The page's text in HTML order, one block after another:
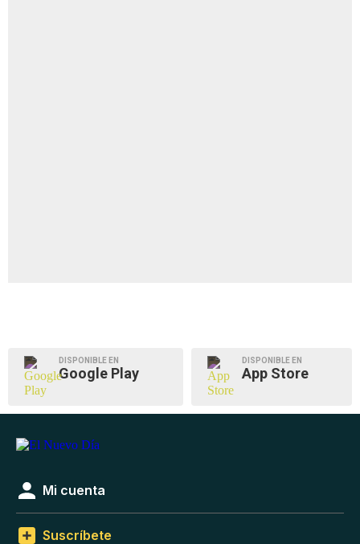
DISPONIBLE EN
Google Play
DISPONIBLE EN
App Store
Mi cuenta
Suscríbete